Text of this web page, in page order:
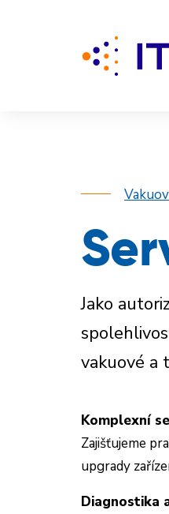
Jako
vakuové a
Komplexní
Zajišťujeme
upgrady
Diagnostika